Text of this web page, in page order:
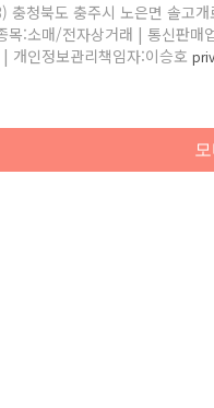
충청북도 충주시 노은면 솔고
:소매/전자상거래 | 통신판매
인정보관리책임자:이승호